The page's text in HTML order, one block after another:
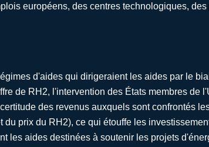
européens, des centres technologiques,
d'aides qui dirigeraient les aides par le
de RH2, l'intervention des États membres de
des revenus auxquels sont confrontés
prix du RH2), ce qui étouffe les
les aides destinées à soutenir les projets